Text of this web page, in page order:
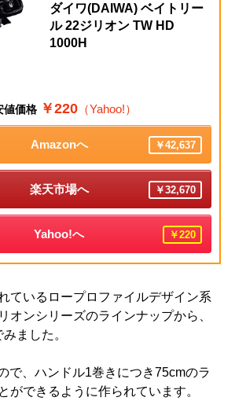
ダイワ(DAIWA) ベイトリー
ル 22ジリオン TW HD
1000H
値価格 ￥220（Yahoo!）
Amazonへ ￥42,637
楽天市場へ ￥32,670
Yahoo!へ ￥220
ているロープロファイルデザイン系
オンシリーズのラインナップから、
ました。
で、ハンドル1巻きにつき75cmのラ
ができるように作られています。